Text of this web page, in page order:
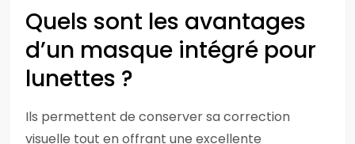
Quels sont les avantages
d’un masque intégré pour
lunettes ?
Ils permettent de conserver sa correction
visuelle tout en offrant une excellente